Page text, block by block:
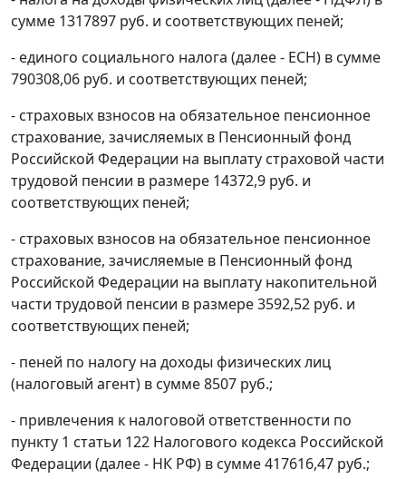
сумме 1317897 руб. и соответствующих пеней;
- единого социального налога (далее - ЕСН) в сумме
790308,06 руб. и соответствующих пеней;
- страховых взносов на обязательное пенсионное
страхование, зачисляемых в Пенсионный фонд
Российской Федерации на выплату страховой части
трудовой пенсии в размере 14372,9 руб. и
соответствующих пеней;
- страховых взносов на обязательное пенсионное
страхование, зачисляемые в Пенсионный фонд
Российской Федерации на выплату накопительной
части трудовой пенсии в размере 3592,52 руб. и
соответствующих пеней;
- пеней по налогу на доходы физических лиц
(налоговый агент) в сумме 8507 руб.;
- привлечения к налоговой ответственности по
пункту 1 статьи 122 Налогового кодекса Российской
Федерации (далее - НК РФ) в сумме 417616,47 руб.;